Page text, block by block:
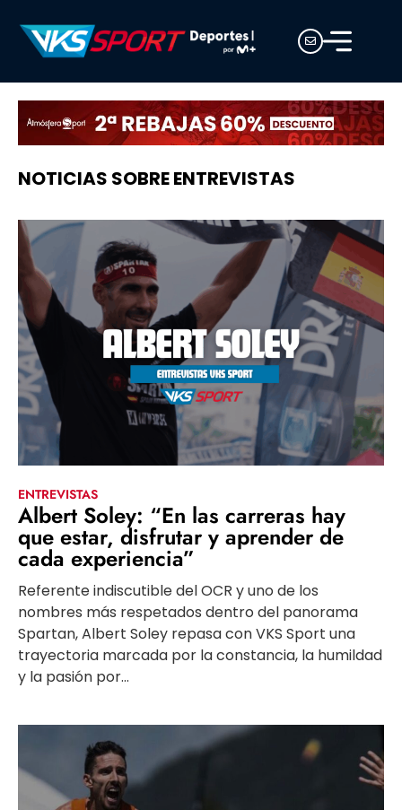
NOTICIAS SOBRE ENTREVISTAS
ENTREVISTAS
Albert Soley: “En las carreras hay
que estar, disfrutar y aprender de
cada experiencia”
Referente indiscutible del OCR y uno de los
nombres más respetados dentro del panorama
Spartan, Albert Soley repasa con VKS Sport una
trayectoria marcada por la constancia, la humildad
y la pasión por...